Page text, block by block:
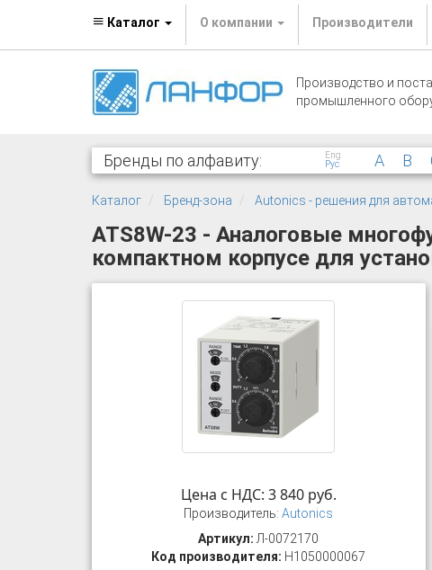
Каталог О компании Производители
Производство и
промышленного
Бренды по алфавиту:
Eng
Рус
A B
Каталог Бренд-зона Autonics - решения для
ATS8W-23 - Аналоговые
компактном корпусе для
Цена с НДС: 3 840 руб.
Производитель:Autonics
Артикул: Л-0072170
Код производителя: H1050000067